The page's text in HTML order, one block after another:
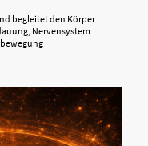
begleitet den Körper
Nervensystem